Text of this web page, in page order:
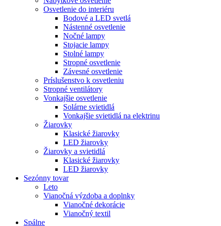
Osvetlenie do interiéru
Bodové a LED svetlá
Nástenné osvetlenie
Nočné lampy
Stojacie lampy
Stolné lampy
Stropné osvetlenie
Závesné osvetlenie
Príslušenstvo k osvetleniu
Stropné ventilátory
Vonkajšie osvetlenie
Solárne svietidlá
Vonkajšie svietidlá na elektrinu
Žiarovky
Klasické žiarovky
LED žiarovky
Žiarovky a svietidlá
Klasické žiarovky
LED žiarovky
Sezónny tovar
Leto
Vianočná výzdoba a doplnky
Vianočné dekorácie
Vianočný textil
Spálne